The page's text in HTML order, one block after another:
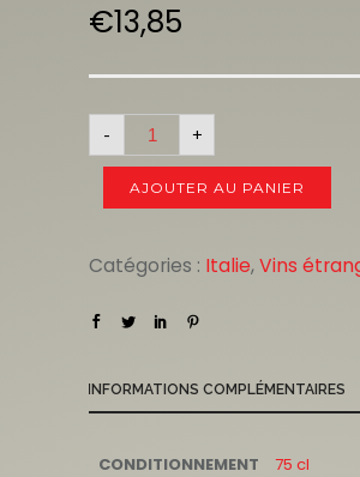
€13,85
- +
AJOUTER AU PANIER
Catégories : Italie,Vins
INFORMATIONS COMPLÉMENTAIRES
CONDITIONNEMENT
75 cl